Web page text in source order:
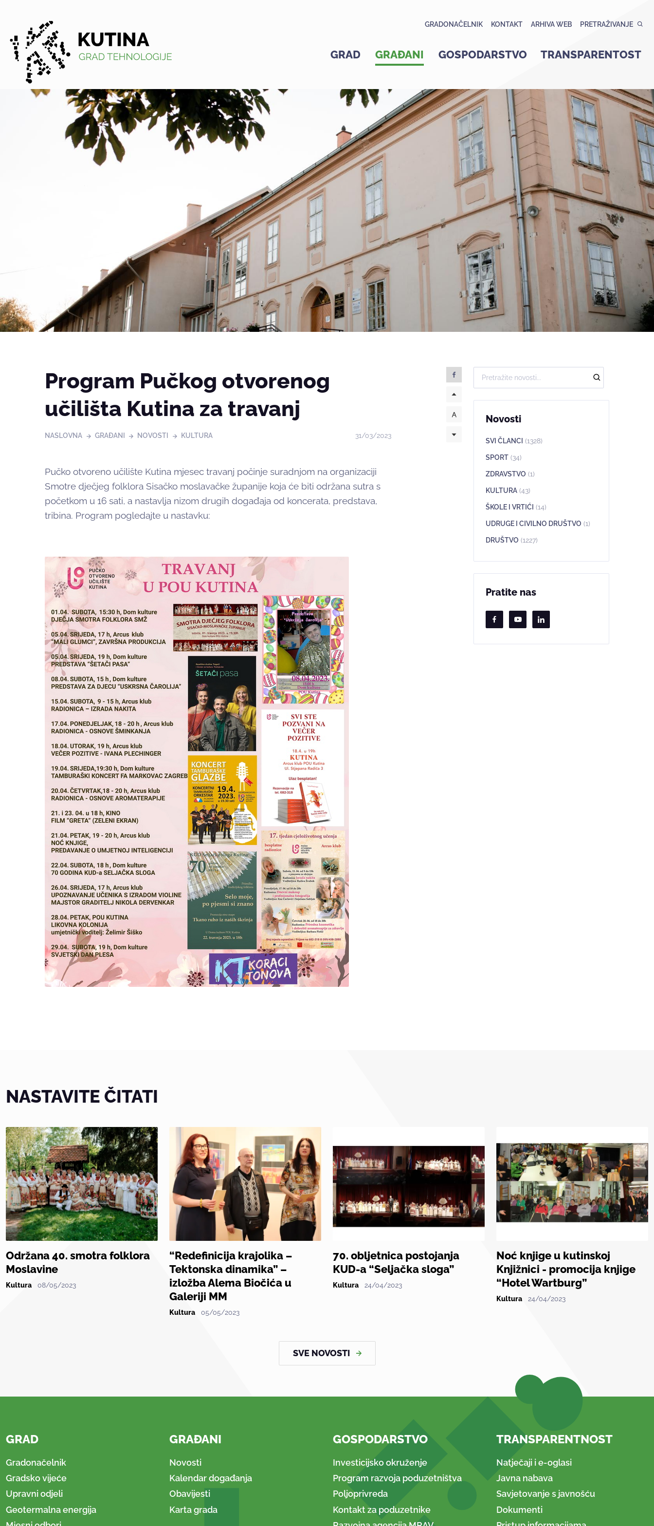
Kutina
GRADONAČELNIK KONTAKT ARHIVA WEB PRETRAŽIVANJE
GRAD GRAĐANI GOSPODARSTVO TRANSPARENTOST
Program Pučkog otvorenog
učilišta Kutina za travanj
NASLOVNA GRAĐANI NOVOSTI KULTURA 31/03/2023
Pučko otvoreno učilište Kutina mjesec travanj počinje suradnjom na organizaciji
Smotre dječjeg folklora Sisačko moslavačke županije koja će biti održana sutra s
početkom u 16 sati, a nastavlja nizom drugih događaja od koncerata, predstava,
tribina. Program pogledajte u nastavku:
Novosti
SVI ČLANCI (1328)
SPORT (34)
ZDRAVSTVO (1)
KULTURA (43)
ŠKOLE I VRTIĆI (14)
UDRUGE I CIVILNO DRUŠTVO (1)
DRUŠTVO (1227)
Pratite nas
NASTAVITE ČITATI
Održana 40. smotra folklora
Moslavine
Kultura 08/05/2023
“Redefinicija krajolika –
Tektonska dinamika” –
izložba Alema Biočića u
Galeriji MM
Kultura 05/05/2023
70. obljetnica postojanja
KUD-a “Seljačka sloga”
Kultura 24/04/2023
Noć knjige u kutinskoj
Knjižnici - promocija knjige
“Hotel Wartburg”
Kultura 24/04/2023
SVE NOVOSTI
GRAD
Gradonačelnik
Gradsko vijeće
Upravni odjeli
Geotermalna energija
GRAĐANI
Novosti
Kalendar događanja
Obavijesti
Karta grada
GOSPODARSTVO
Investicijsko okruženje
Program razvoja poduzetništva
Poljoprivreda
Kontakt za poduzetnike
TRANSPARENTNOST
Natječaji i e-oglasi
Javna nabava
Savjetovanje s javnošću
Dokumenti